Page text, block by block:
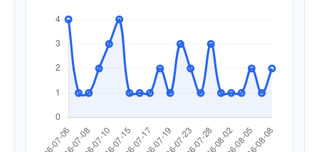
Apsilankyta ataskaitoje 2026/07/28 03:15
Apsilankyta ataskaitoje 2026/07/28 03:12
Apsilankyta ataskaitoje 2026/07/24 14:10
Apsilankyta ataskaitoje 2026/07/23 20:53